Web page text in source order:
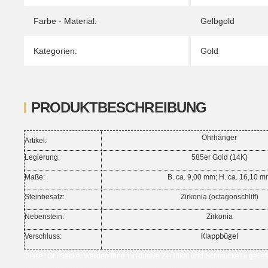
Farbe - Material: Gelbgold
Kategorien: Gold
PRODUKTBESCHREIBUNG
Artikel: Ohrhänger
Legierung: 585er Gold (14K)
Maße: B. ca. 9,00 mm; H. ca. 16,10
Steinbesatz: Zirkonia (octagonschliff)
Nebenstein: Zirkonia
Verschluss: Klappbügel